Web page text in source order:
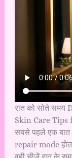
रात को सोते समय
Skin Care Tips
सबसे पहले एक
repair mode